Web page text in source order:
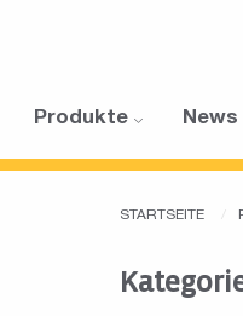
Produkte News
STARTSEITE